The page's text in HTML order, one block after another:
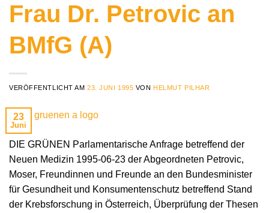
Frau Dr. Petrovic an
BMfG (A)
VERÖFFENTLICHT AM23. JUNI 1995 VON HELMUT PILHAR
23
Juni
DIE GRÜNEN Parlamentarische Anfrage betreffend der
Neuen Medizin 1995-06-23 der Abgeordneten Petrovic,
Moser, Freundinnen und Freunde an den Bundesminister
für Gesundheit und Konsumentenschutz betreffend Stand
der Krebsforschung in Österreich, Überprüfung der Thesen